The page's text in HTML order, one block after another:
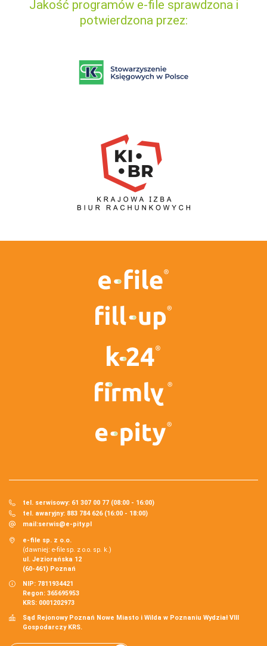
Jakość programów e-file sprawdzona i
potwierdzona przez:
tel. serwisowy: 61 307 00 77 (08:00 - 16:00)
tel. awaryjny: 883 784 626 (16:00 - 18:00)
mail:serwis@e-pity.pl
e-file sp. z o.o.
(dawniej: e-file sp. z o.o. sp. k.)
ul. Jeziorańska 12
(60-461) Poznań
NIP: 7811934421
Regon: 365695953
KRS: 0001202973
Sąd Rejonowy Poznań Nowe Miasto i Wilda w Poznaniu Wydział VIII
Gospodarczy KRS.